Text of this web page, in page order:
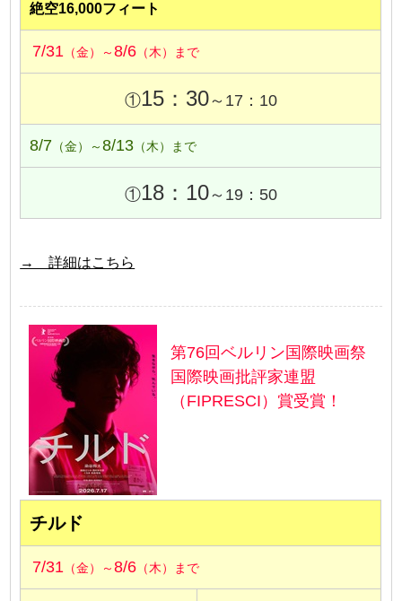
絶空16,000フィート
7/31 （金）～8/6 （木）まで
①15：30～17：10
8/7 （金）～8/13 （木）まで
①18：10～19：50
→ 詳細はこちら
第76回ベルリン国際映画祭
国際映画批評家連盟
（FIPRESCI）賞受賞！
チルド
7/31 （金）～8/6 （木）まで